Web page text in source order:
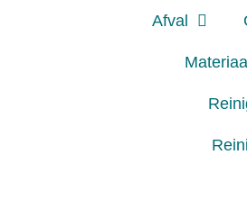
Afval
Materiaal